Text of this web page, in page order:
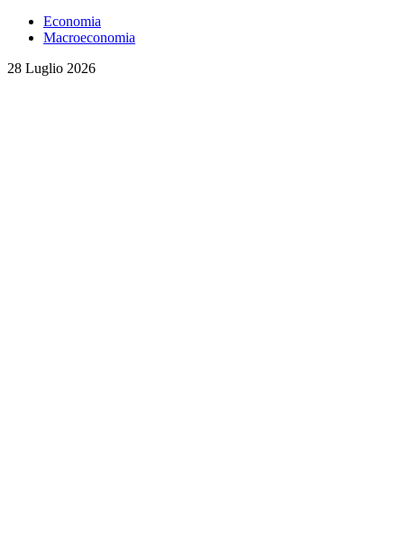
Economia
Macroeconomia
28 Luglio 2026